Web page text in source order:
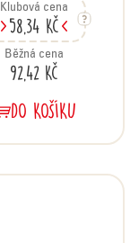
Klubová cena
58,34 Kč
Běžná cena
92,42 Kč
DO KOŠÍKU